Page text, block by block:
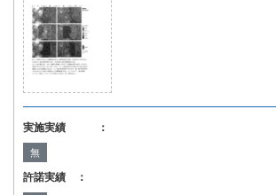
実施実績 ：
無
許諾実績 ：